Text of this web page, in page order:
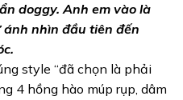
doggy. Anh em vào là
nhìn đầu tiên đến
style “đã chọn là phải
4 hồng hào múp rụp, dâm